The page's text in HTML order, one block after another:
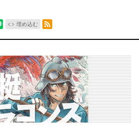
埋め込む
RSSフィード